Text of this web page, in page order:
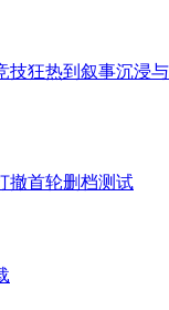
技狂热到叙事沉浸
撤首轮删档测试